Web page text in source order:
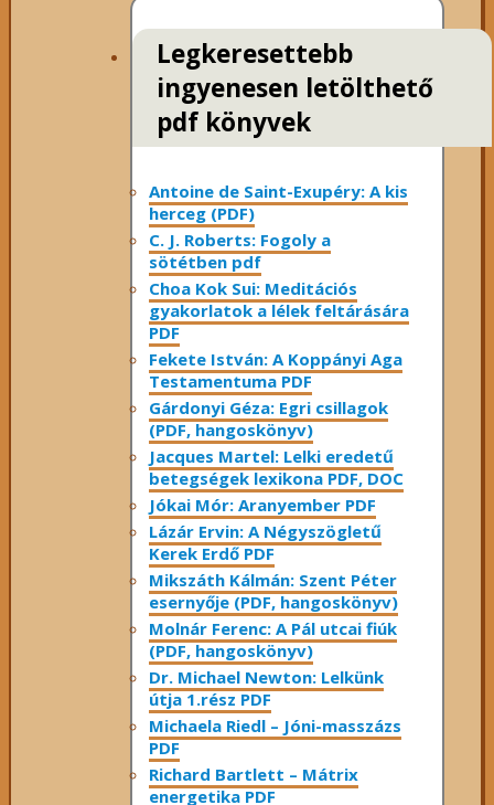
Legkeresettebb
ingyenesen letölthető
pdf könyvek
Antoine de Saint-Exupéry: A kis
herceg (PDF)
C. J. Roberts: Fogoly a
sötétben pdf
Choa Kok Sui: Meditációs
gyakorlatok a lélek feltárására
PDF
Fekete István: A Koppányi Aga
Testamentuma PDF
Gárdonyi Géza: Egri csillagok
(PDF, hangoskönyv)
Jacques Martel: Lelki eredetű
betegségek lexikona PDF, DOC
Jókai Mór: Aranyember PDF
Lázár Ervin: A Négyszögletű
Kerek Erdő PDF
Mikszáth Kálmán: Szent Péter
esernyője (PDF, hangoskönyv)
Molnár Ferenc: A Pál utcai fiúk
(PDF, hangoskönyv)
Dr. Michael Newton: Lelkünk
útja 1.rész PDF
Michaela Riedl – Jóni-masszázs
PDF
Richard Bartlett – Mátrix
energetika PDF